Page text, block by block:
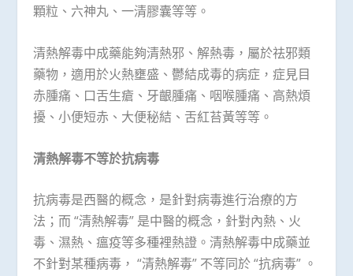
顆粒、六神丸、一清膠囊等等。
清熱解毒中成藥能夠清熱邪、解熱毒，屬於祛邪類
藥物，適用於火熱壅盛、鬱結成毒的病症，症見目
赤腫痛、口舌生瘡、牙齦腫痛、咽喉腫痛、高熱煩
擾、小便短赤、大便秘結、舌紅苔黃等等。
清熱解毒不等於抗病毒
抗病毒是西醫的概念，是針對病毒進行治療的方
法；而 “清熱解毒” 是中醫的概念，針對內熱、火
毒、濕熱、瘟疫等多種裡熱證。清熱解毒中成藥並
不針對某種病毒， “清熱解毒” 不等同於 “抗病毒” 。